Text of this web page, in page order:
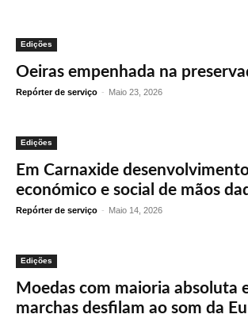
Edições
Oeiras empenhada na
Repórter de serviço - Maio 23, 2026
Edições
Em Carnaxide
económico e social de mãos
Repórter de serviço - Maio 14, 2026
Edições
Moedas com maioria absoluta
marchas desfilam ao som da